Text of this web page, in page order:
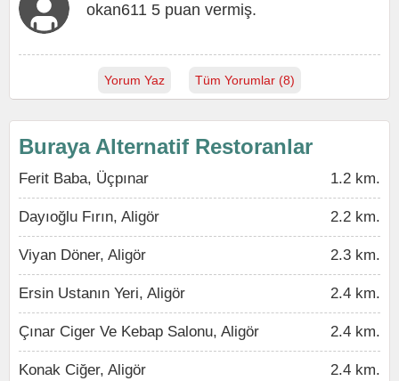
okan611 5 puan vermiş.
Yorum Yaz Tüm Yorumlar (8)
Buraya Alternatif Restoranlar
Ferit Baba, Üçpınar 1.2 km.
Dayıoğlu Fırın, Aligör 2.2 km.
Viyan Döner, Aligör 2.3 km.
Ersin Ustanın Yeri, Aligör 2.4 km.
Çınar Ciger Ve Kebap Salonu, Aligör 2.4 km.
Konak Ciğer, Aligör 2.4 km.